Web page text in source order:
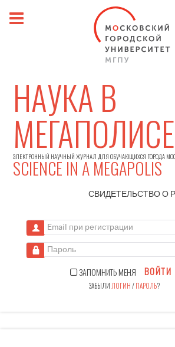
НАУКА В
МЕГАПОЛИСЕ
ЭЛЕКТРОННЫЙ НАУЧНЫЙ ЖУРНАЛ ДЛЯ ОБУЧАЮЩИХСЯ ГОРОДА
SCIENCE IN A MEGAPOLIS
СВИДЕТЕЛЬСТВО О
Email при регистрации
Пароль
ЗАПОМНИТЬ МЕНЯ ВОЙТИ
ЗАБЫЛИ ЛОГИН/ПАРОЛЬ?